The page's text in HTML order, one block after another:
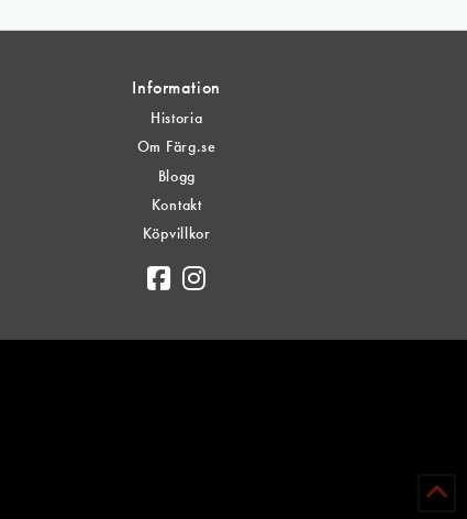
Information
Historia
Om Färg.se
Blogg
Kontakt
Köpvillkor